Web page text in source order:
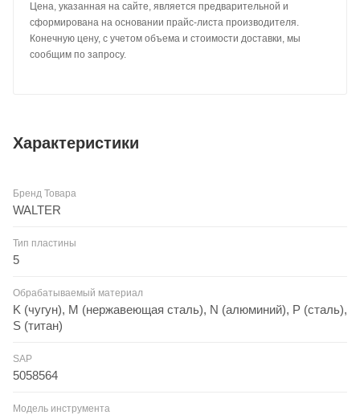
Цена, указанная на сайте, является предварительной и
сформирована на основании прайс-листа производителя.
Конечную цену, с учетом объема и стоимости доставки, мы
сообщим по запросу.
Характеристики
Бренд Товара
WALTER
Тип пластины
5
Обрабатываемый материал
K (чугун), M (нержавеющая сталь), N (алюминий), P (сталь),
S (титан)
SAP
5058564
Модель инструмента